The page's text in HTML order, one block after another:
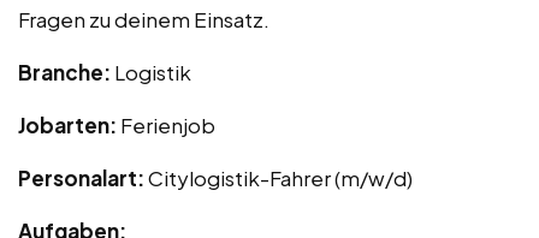
Fragen zu deinem Einsatz.
Branche: Logistik
Jobarten: Ferienjob
Personalart:Citylogistik-Fahrer (m/w/d)
Aufgaben: